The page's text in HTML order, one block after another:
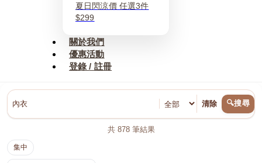
夏日閃涼價 任選3件
$299
關於我們
優惠活動
登錄 / 註冊
清除 🔍搜尋
共 878筆結果
集中